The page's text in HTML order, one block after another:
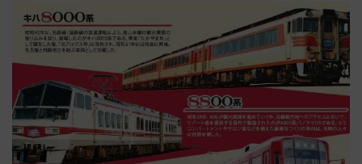
ー当時の停車駅」を再現 運転
時刻や特急券の買い方を紹介